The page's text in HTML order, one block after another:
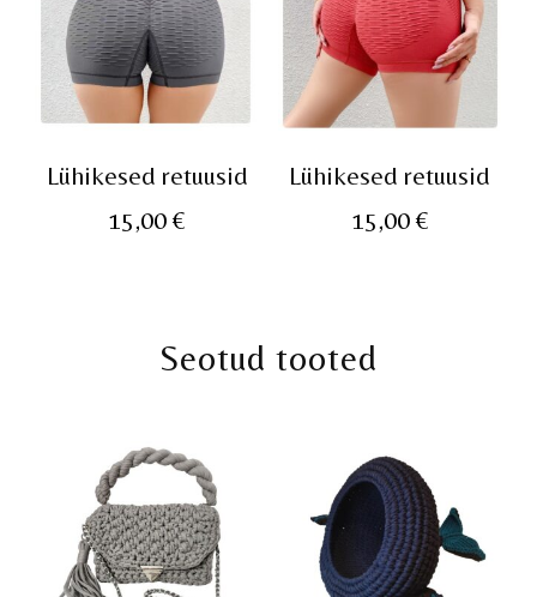
Lühikesed retuusid
15,00€
Lühikesed retuusid
15,00 €
Seotud tooted